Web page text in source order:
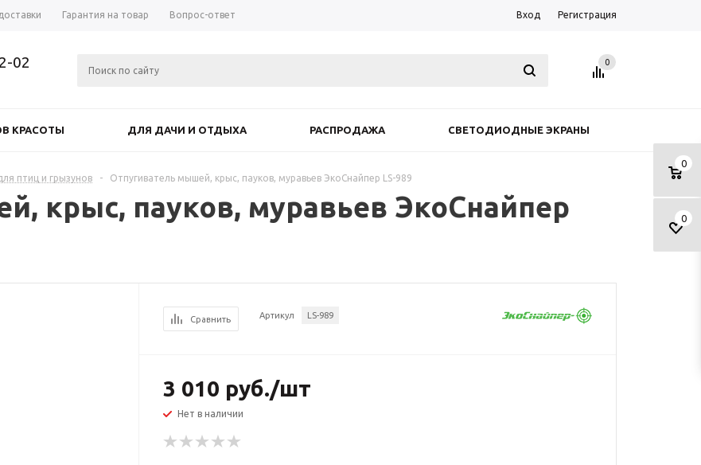
Гарантия на товар Вопрос-ответ Вход Регистрация
02 0
0
0
КРАСОТЫ ДЛЯ ДАЧИ И ОТДЫХА РАСПРОДАЖА СВЕТОДИОДНЫЕ ЭКРАНЫ
птиц и грызунов - Отпугиватель мышей, крыс, пауков, муравьев ЭкоСнайпер LS-989
крыс, пауков, муравьев ЭкоСнайпер
Сравнить Артикул LS-989
3 010 руб./шт
Нет в наличии